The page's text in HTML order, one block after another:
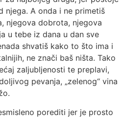
njega. A onda i ne primetiš
njegova dobrota, njegova
u tebe iz dana u dan sve
shvatiš kako to što ima i
ne znači baš ništa. Tako
zaljubljenosti te preplavi,
pevanja, „zelenog“ vina
porediti jer je prosto